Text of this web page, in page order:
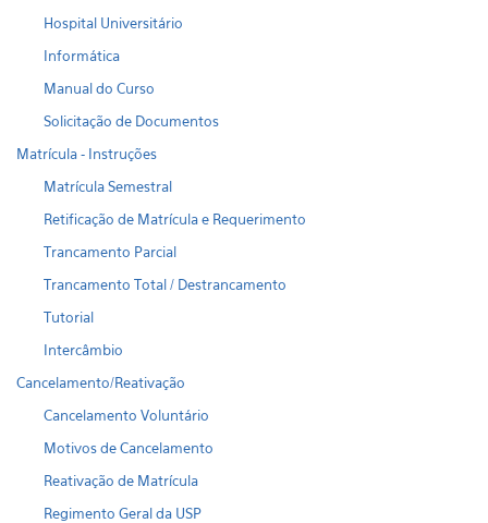
Hospital Universitário
Informática
Manual do Curso
Solicitação de Documentos
Matrícula - Instruções
Matrícula Semestral
Retificação de Matrícula e Requerimento
Trancamento Parcial
Trancamento Total / Destrancamento
Tutorial
Intercâmbio
Cancelamento/Reativação
Cancelamento Voluntário
Motivos de Cancelamento
Reativação de Matrícula
Regimento Geral da USP